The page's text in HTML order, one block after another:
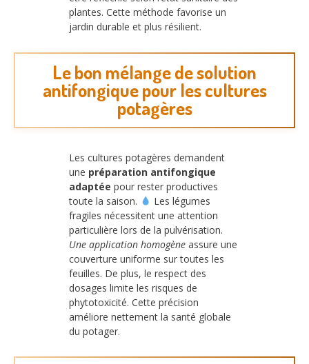
plantes. Cette méthode favorise un
jardin durable et plus résilient.
Le bon mélange de solution
antifongique pour les cultures
potagères
Les cultures potagères demandent
une préparation antifongique
adaptée pour rester productives
toute la saison.
Les légumes
fragiles nécessitent une attention
particulière lors de la pulvérisation.
Une application homogène assure une
couverture uniforme sur toutes les
feuilles. De plus, le respect des
dosages limite les risques de
phytotoxicité. Cette précision
améliore nettement la santé globale
du potager.